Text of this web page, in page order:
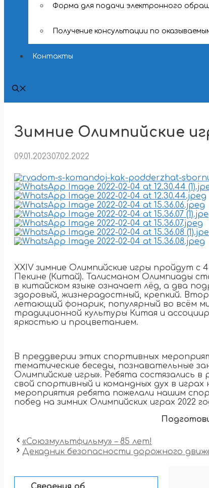
Форма для подачи электронного
Получение консультации по
Контакты
Зимние Олимпийские
09.01.202307.02.2022
XXIV зимние Олимпийские игры пройдут с
Пекине (Китай). Талисманом Олимпиады
в китайском языке означает лёд, а два
здоровый, жизнерадостный, крепкий.
летающий фонарик, популярный во всём
традиционной культуры Китая и
яркостью и процветанием.
В преддверии этих спортивных
тематические беседы, познавательные
Олимпийские игры». Ребята состязались в
свой спортивный и командных дух в играх
мероприятия ребята пожелали нашим
побед на зимних Олимпийских играх 2022
«Союзмультфильму» – 85 лет!
Декадник безопасности дорожного